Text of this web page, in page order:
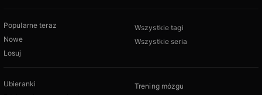
Popularne teraz
Nowe
Losuj
Wszystkie tagi
Wszystkie seria
Ubieranki
Trening mózgu